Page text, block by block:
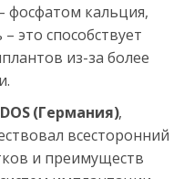
кальция,
это способствует
из-за более
(Германия),
всесторонний
и преимуществ